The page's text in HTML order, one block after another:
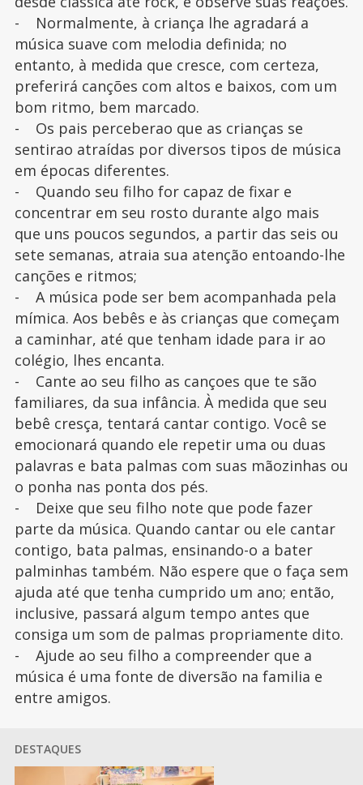
- Normalmente, à criança lhe agradará a
música suave com melodia definida; no
entanto, à medida que cresce, com certeza,
preferirá canções com altos e baixos, com um
bom ritmo, bem marcado.
- Os pais perceberao que as crianças se
sentirao atraídas por diversos tipos de música
em épocas diferentes.
- Quando seu filho for capaz de fixar e
concentrar em seu rosto durante algo mais
que uns poucos segundos, a partir das seis ou
sete semanas, atraia sua atenção entoando-lhe
canções e ritmos;
- A música pode ser bem acompanhada pela
mímica. Aos bebês e às crianças que começam
a caminhar, até que tenham idade para ir ao
colégio, lhes encanta.
- Cante ao seu filho as cançoes que te são
familiares, da sua infância. À medida que seu
bebê cresça, tentará cantar contigo. Você se
emocionará quando ele repetir uma ou duas
palavras e bata palmas com suas mãozinhas ou
o ponha nas ponta dos pés.
- Deixe que seu filho note que pode fazer
parte da música. Quando cantar ou ele cantar
contigo, bata palmas, ensinando-o a bater
palminhas também. Não espere que o faça sem
ajuda até que tenha cumprido um ano; então,
inclusive, passará algum tempo antes que
consiga um som de palmas propriamente dito.
- Ajude ao seu filho a compreender que a
música é uma fonte de diversão na familia e
entre amigos.
DESTAQUES